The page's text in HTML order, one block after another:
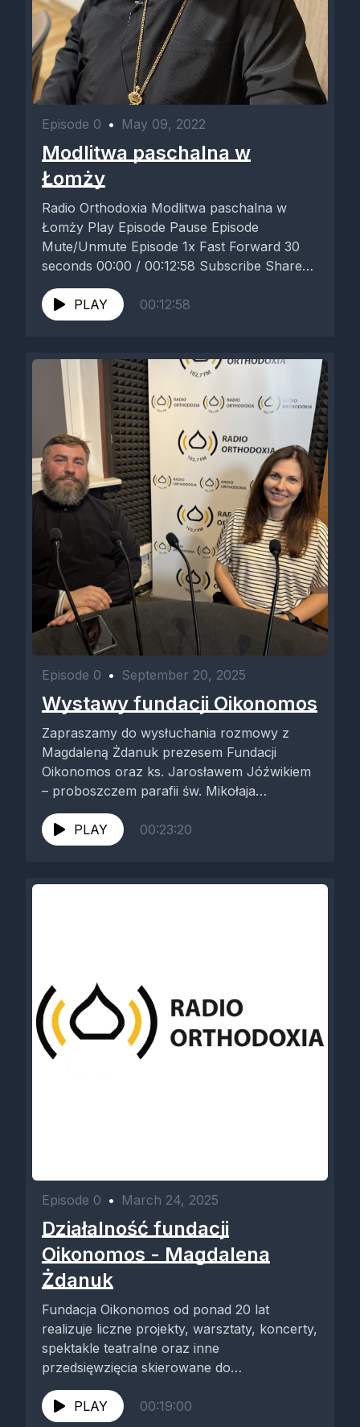
Episode 0 • May 09, 2022
Modlitwa paschalna w
Łomży
Radio Orthodoxia Modlitwa paschalna w
Łomży Play Episode Pause Episode
Mute/Unmute Episode 1x Fast Forward 30
seconds 00:00 / 00:12:58 Subscribe Share
RSS Feed...
PLAY
00:12:58
Episode 0 • September 20, 2025
Wystawy fundacji Oikonomos
Zapraszamy do wysłuchania rozmowy z
Magdaleną Żdanuk prezesem Fundacji
Oikonomos oraz ks. Jarosławem Jóźwikiem
– proboszczem parafii św. Mikołaja
Cudotwórcy w Topilcu i kanclerzem...
PLAY
00:23:20
Episode 0 • March 24, 2025
Działalność fundacji
Oikonomos - Magdalena
Żdanuk
Fundacja Oikonomos od ponad 20 lat
realizuje liczne projekty, warsztaty, koncerty,
spektakle teatralne oraz inne
przedsięwzięcia skierowane do
prawosławnej społeczności. Wiele z tych
wydarzeń...
PLAY 00:19:00